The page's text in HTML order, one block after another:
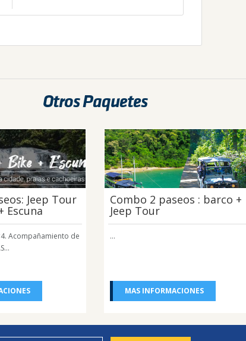
Otros Paquetes
Jeep Tour
Escuna
Acompañamiento de
Combo 2 paseos : barco +
Jeep Tour
...
MAS INFORMACIONES